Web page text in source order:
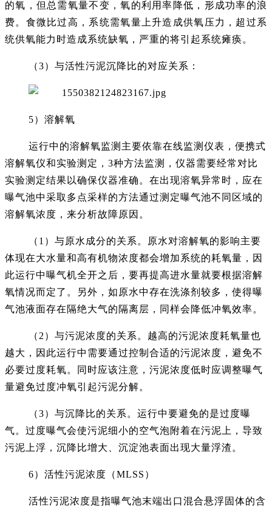
的氧，但总需氧量不变，氧的利用率降低，形成功率的浪
费。食微比过高，系统需氧量上升造成供氧压力，超过系
统供氧能力时造成系统缺氧，严重的将引起系统瘫痪。
（3）与活性污泥沉降比的对应关系：
5）溶解氧
运行中的溶解氧监测主要依靠在线监测仪表，便携式
溶解氧仪和实验测定，3种方法监测，仪器需要经常对比
实验测定结果以确保仪器准确。在出现溶氧异常时，应在
曝气池中采取多点采样的方法通过测定曝气池不同区域的
溶解氧浓度，来分析故障原因。
（1）与原水成分的关系。原水对溶解氧的影响主要
体现在大水量和高有机物浓度都会增加系统的耗氧量，因
此运行中曝气机全开之后，要再提高进水量就要根据溶解
氧情况而定了。另外，如原水中存在洗涤剂较多，使得曝
气池液面存在隔绝大气的隔离层，同样会降低冲氧效率。
（2）与污泥浓度的关系。越高的污泥浓度耗氧量也
越大，因此运行中需要通过控制合适的污泥浓度，避免不
必要过度耗氧。同时应该注意，污泥浓度低时应调整曝气
量避免过度冲氧引起污泥分解。
（3）与沉降比的关系。运行中要避免的是过度曝
气。过度曝气会使污泥细小的空气泡附着在污泥上，导致
污泥上浮，沉降比增大、沉淀池表面出现大量浮渣。
6）活性污泥浓度（MLSS）
活性污泥浓度是指曝气池末端出口混合悬浮固体的含